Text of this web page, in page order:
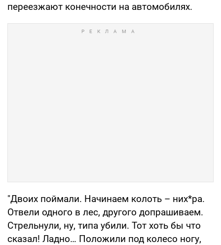
переезжают конечности на автомобилях.
"Двоих поймали. Начинаем колоть – них*ра.
Отвели одного в лес, другого допрашиваем.
Стрельнули, ну, типа убили. Тот хоть бы что
сказал! Ладно… Положили под колесо ногу,